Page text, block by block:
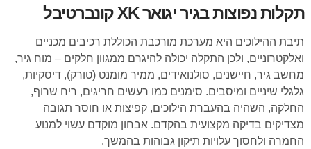
תקלות נפוצות בגיר יגואר XK קונברטיבל
תיבת ההילוכים היא מערכת מורכבת הכוללת רכיבים מכניים
ואלקטרוניים, ולכן התקלה יכולה להיגרם ממגוון חלקים – מוח גיר,
מחשב גיר, חיישנים, סולנואידים, ממיר מומנט (טורק), דיסקיות,
גלגלי שיניים ומיסבים. סימנים כמו רעשים חריגים, ריח שרוף,
החלקה, השהיה בהעברת הילוכים, קפיצות או חוסר תגובה
מצדיקים בדיקה מקצועית בהקדם. אבחון מוקדם עשוי למנוע
החמרה ולחסוך עלויות תיקון גבוהות בהמשך.